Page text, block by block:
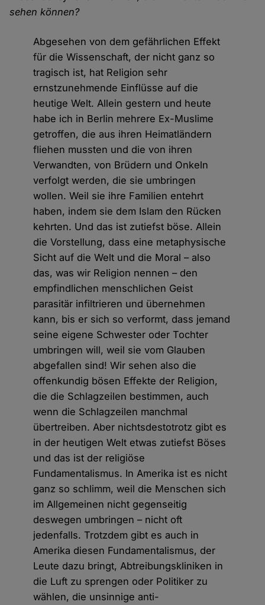
sehen können?
Abgesehen von dem gefährlichen Effekt
für die Wissenschaft, der nicht ganz so
tragisch ist, hat Religion sehr
ernstzunehmende Einflüsse auf die
heutige Welt. Allein gestern und heute
habe ich in Berlin mehrere Ex-Muslime
getroffen, die aus ihren Heimatländern
fliehen mussten und die von ihren
Verwandten, von Brüdern und Onkeln
verfolgt werden, die sie umbringen
wollen. Weil sie ihre Familien entehrt
haben, indem sie dem Islam den Rücken
kehrten. Und das ist zutiefst böse. Allein
die Vorstellung, dass eine metaphysische
Sicht auf die Welt und die Moral – also
das, was wir Religion nennen – den
empfindlichen menschlichen Geist
parasitär infiltrieren und übernehmen
kann, bis er sich so verformt, dass jemand
seine eigene Schwester oder Tochter
umbringen will, weil sie vom Glauben
abgefallen sind! Wir sehen also die
offenkundig bösen Effekte der Religion,
die die Schlagzeilen bestimmen, auch
wenn die Schlagzeilen manchmal
übertreiben. Aber nichtsdestotrotz gibt es
in der heutigen Welt etwas zutiefst Böses
und das ist der religiöse
Fundamentalismus. In Amerika ist es nicht
ganz so schlimm, weil die Menschen sich
im Allgemeinen nicht gegenseitig
deswegen umbringen – nicht oft
jedenfalls. Trotzdem gibt es auch in
Amerika diesen Fundamentalismus, der
Leute dazu bringt, Abtreibungskliniken in
die Luft zu sprengen oder Politiker zu
wählen, die unsinnige anti-